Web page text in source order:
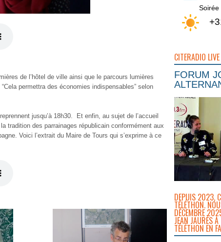
de l’hôtel de ville ainsi que le parcours lumières
permettra des économies indispensables” selon
jusqu’à 18h30. Et enfin, au sujet de l’accueil
tradition des parrainages républicain conformément aux
Voici l’extrait du Maire de Tours qui s’exprime à ce
Soirée
CITERADIO
FORUM
DEPUIS 2023,
TÉLÉTHON.
DÉCEMBRE
JEAN JAURÈS
TÉLÉTHON EN